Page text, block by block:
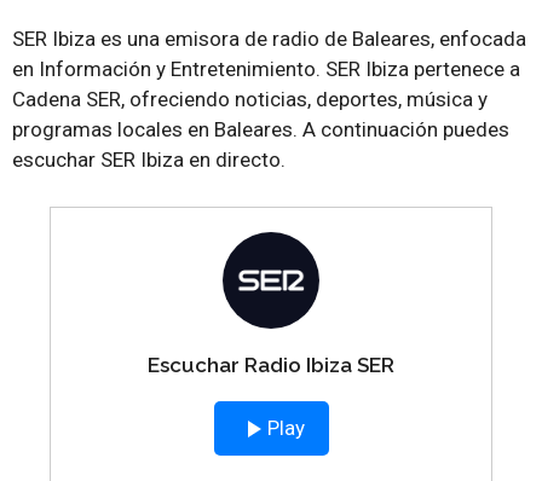
SER Ibiza es una emisora de radio de Baleares, enfocada
en Información y Entretenimiento. SER Ibiza pertenece a
Cadena SER, ofreciendo noticias, deportes, música y
programas locales en Baleares. A continuación puedes
escuchar SER Ibiza en directo.
Escuchar Radio Ibiza SER
Play